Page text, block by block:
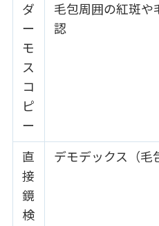
ダ
ー
モ
ス
コ
ピ
ー
毛包周囲の紅斑や
認
直
接
鏡
検
デモデックス（毛